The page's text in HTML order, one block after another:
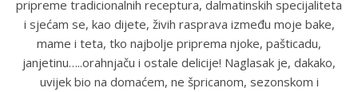
pripreme tradicionalnih receptura, dalmatinskih specijaliteta
i sjećam se, kao dijete, živih rasprava između moje bake,
mame i teta, tko najbolje priprema njoke, pašticadu,
janjetinu…..orahnjaču i ostale delicije! Naglasak je, dakako,
uvijek bio na domaćem, ne špricanom, sezonskom i